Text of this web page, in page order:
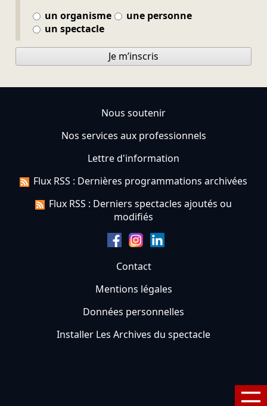
un organisme
une personne
un spectacle
Je m’inscris
Nous soutenir
Nos services aux professionnels
Lettre d'information
Flux RSS : Dernières programmations archivées
Flux RSS : Derniers spectacles ajoutés ou
modifiés
Contact
Mentions légales
Données personnelles
Installer Les Archives du spectacle